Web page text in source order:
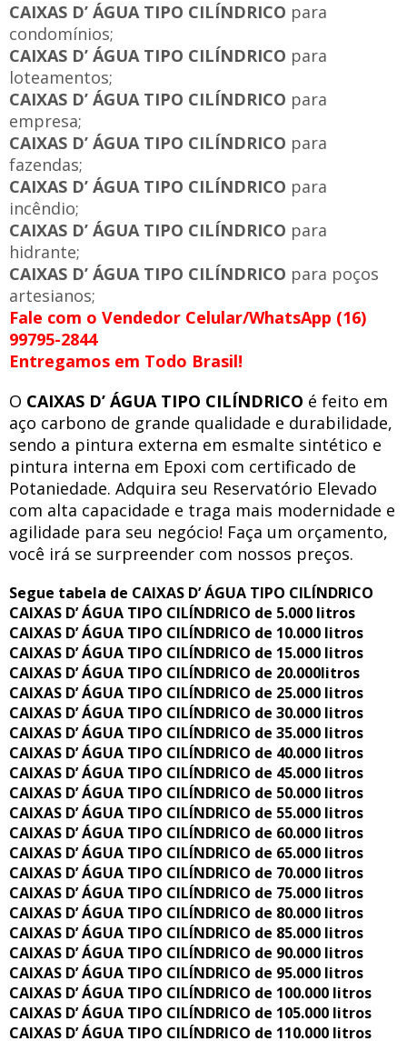
CAIXAS D’ ÁGUA TIPO CILÍNDRICO para
condomínios;
CAIXAS D’ ÁGUA TIPO CILÍNDRICO para
loteamentos;
CAIXAS D’ ÁGUA TIPO CILÍNDRICO para
empresa;
CAIXAS D’ ÁGUA TIPO CILÍNDRICO para
fazendas;
CAIXAS D’ ÁGUA TIPO CILÍNDRICO para
incêndio;
CAIXAS D’ ÁGUA TIPO CILÍNDRICO para
hidrante;
CAIXAS D’ ÁGUA TIPO CILÍNDRICO para poços
artesianos;
Fale com o Vendedor Celular/WhatsApp (16)
99795-2844
Entregamos em Todo Brasil!
O CAIXAS D’ ÁGUA TIPO CILÍNDRICO é feito em
aço carbono de grande qualidade e durabilidade,
sendo a pintura externa em esmalte sintético e
pintura interna em Epoxi com certificado de
Potaniedade. Adquira seu Reservatório Elevado
com alta capacidade e traga mais modernidade e
agilidade para seu negócio! Faça um orçamento,
você irá se surpreender com nossos preços.
Segue tabela de CAIXAS D’ ÁGUA TIPO CILÍNDRICO
CAIXAS D’ ÁGUA TIPO CILÍNDRICO de 5.000 litros
CAIXAS D’ ÁGUA TIPO CILÍNDRICO de 10.000 litros
CAIXAS D’ ÁGUA TIPO CILÍNDRICO de 15.000 litros
CAIXAS D’ ÁGUA TIPO CILÍNDRICO de 20.000litros
CAIXAS D’ ÁGUA TIPO CILÍNDRICO de 25.000 litros
CAIXAS D’ ÁGUA TIPO CILÍNDRICO de 30.000 litros
CAIXAS D’ ÁGUA TIPO CILÍNDRICO de 35.000 litros
CAIXAS D’ ÁGUA TIPO CILÍNDRICO de 40.000 litros
CAIXAS D’ ÁGUA TIPO CILÍNDRICO de 45.000 litros
CAIXAS D’ ÁGUA TIPO CILÍNDRICO de 50.000 litros
CAIXAS D’ ÁGUA TIPO CILÍNDRICO de 55.000 litros
CAIXAS D’ ÁGUA TIPO CILÍNDRICO de 60.000 litros
CAIXAS D’ ÁGUA TIPO CILÍNDRICO de 65.000 litros
CAIXAS D’ ÁGUA TIPO CILÍNDRICO de 70.000 litros
CAIXAS D’ ÁGUA TIPO CILÍNDRICO de 75.000 litros
CAIXAS D’ ÁGUA TIPO CILÍNDRICO de 80.000 litros
CAIXAS D’ ÁGUA TIPO CILÍNDRICO de 85.000 litros
CAIXAS D’ ÁGUA TIPO CILÍNDRICO de 90.000 litros
CAIXAS D’ ÁGUA TIPO CILÍNDRICO de 95.000 litros
CAIXAS D’ ÁGUA TIPO CILÍNDRICO de 100.000 litros
CAIXAS D’ ÁGUA TIPO CILÍNDRICO de 105.000 litros
CAIXAS D’ ÁGUA TIPO CILÍNDRICO de 110.000 litros